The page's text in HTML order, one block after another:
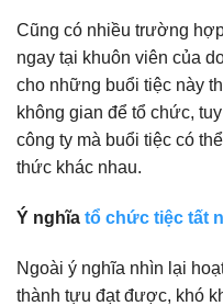
Cũng có nhiều trường
ngay tại khuôn viên của
cho những buổi tiệc này
không gian để tổ chức,
công ty mà buổi tiệc có
thức khác nhau.
Ý nghĩa tổ chức tiệc tất
Ngoài ý nghĩa nhìn lại
thành tựu đạt được, khó